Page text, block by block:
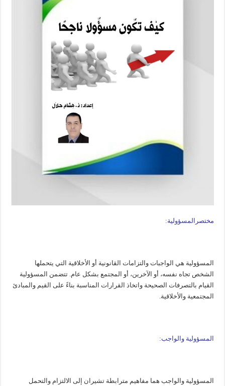
مختصرالمسؤولية:
المسؤولية هي الواجبات والتزامات القانونية أو الأخلاقية التي يتحملها
الشخص تجاه نفسه، أو الآخرين، أو المجتمع بشكل عام. تتضمن المسؤولية
القيام بالتصرفات الصحيحة واتخاذ القرارات المناسبة بناءً على القيم والمبادئ
المجتمعية والأخلاقية.
المسؤولية والواجب:
المسؤولية والواجب هما مفاهيم مترابطة تشيران إلى الالتزام والتحمل